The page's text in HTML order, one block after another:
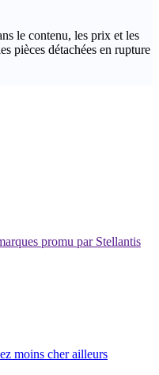
le contenu, les prix et les
pièces détachées en rupture
promu par Stellantis
moins cher ailleurs